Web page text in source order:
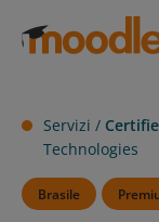
Prodotti
Servizi
Soluzioni
Servizi /
Technologies
Brasile